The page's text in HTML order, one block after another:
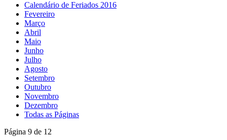
Calendário de Feriados 2016
Fevereiro
Março
Abril
Maio
Junho
Julho
Agosto
Setembro
Outubro
Novembro
Dezembro
Todas as Páginas
Página 9 de 12